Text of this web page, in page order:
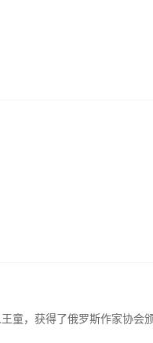
童，获得了俄罗斯作家协会颁